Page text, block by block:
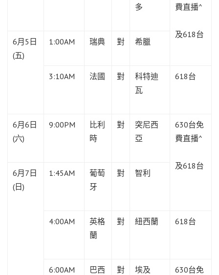
多 費直播^
及618台
6月5日
(五)
1:00AM 瑞典 對 希臘
3:10AM 法國 對
科特迪
瓦
618台
6月6日
(六)
9:00PM
比利
時
對
突尼西
亞
630台免
費直播^
及618台
6月7日
(日)
1:45AM
葡萄
牙
對 智利
4:00AM
英格
蘭
對 紐西蘭 618台
6:00AM 巴西 對 埃及
630台免